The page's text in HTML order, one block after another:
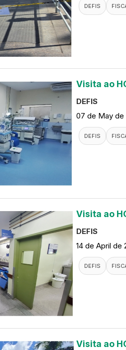
DEFIS
Visita ao
DEFIS
07 de May de
DEFIS
Visita ao
DEFIS
14 de April de
DEFIS
Visita ao